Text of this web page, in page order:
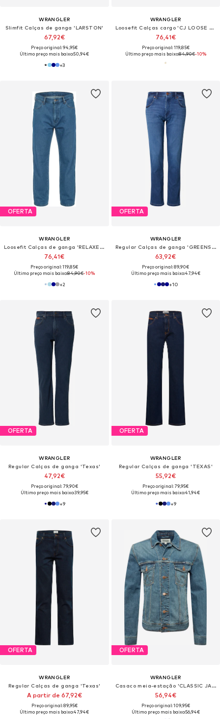
WRANGLER
Slimfit Calças de ganga 'LARSTON'
67,92€
Preço original: 94,95€
Último preço mais baixo:50,94€
+3
WRANGLER
Loosefit Calças cargo 'CJ LOOSE CARGO'
76,41€
Preço original: 119,85€
Último preço mais baixo:84,90€-10%
OFERTA
WRANGLER
Loosefit Calças de ganga 'RELAXED FRONTIER'
76,41€
Preço original: 119,85€
Último preço mais baixo:84,90€-10%
+2
OFERTA
WRANGLER
Regular Calças de ganga 'GREENSBORO'
63,92€
Preço original: 89,90€
Último preço mais baixo:47,94€
+10
OFERTA
WRANGLER
Regular Calças de ganga 'Texas'
47,92€
Preço original: 79,90€
Último preço mais baixo:39,95€
+9
OFERTA
WRANGLER
Regular Calças de ganga 'TEXAS'
55,92€
Preço original: 79,95€
Último preço mais baixo:41,94€
+9
OFERTA
WRANGLER
Regular Calças de ganga 'Texas'
A partir de 67,92€
Preço original: 89,95€
Último preço mais baixo:47,94€
OFERTA
WRANGLER
Casaco meia-estação 'CLASSIC JACKET'
56,94€
Preço original: 109,95€
Último preço mais baixo:56,94€